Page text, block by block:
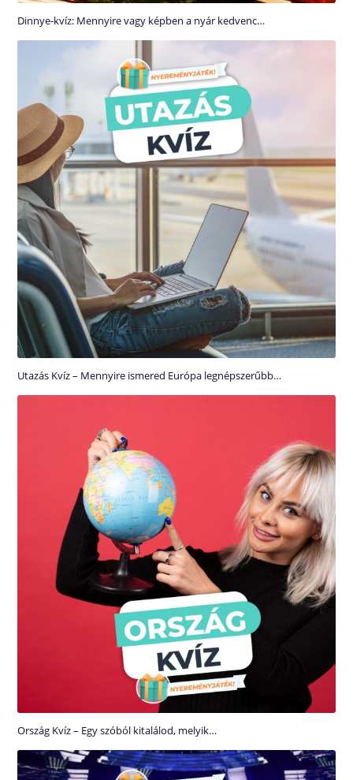
Dinnye-kvíz: Mennyire vagy képben a nyár kedvenc…
Utazás Kvíz – Mennyire ismered Európa legnépszerűbb…
Ország Kvíz – Egy szóból kitalálod, melyik…